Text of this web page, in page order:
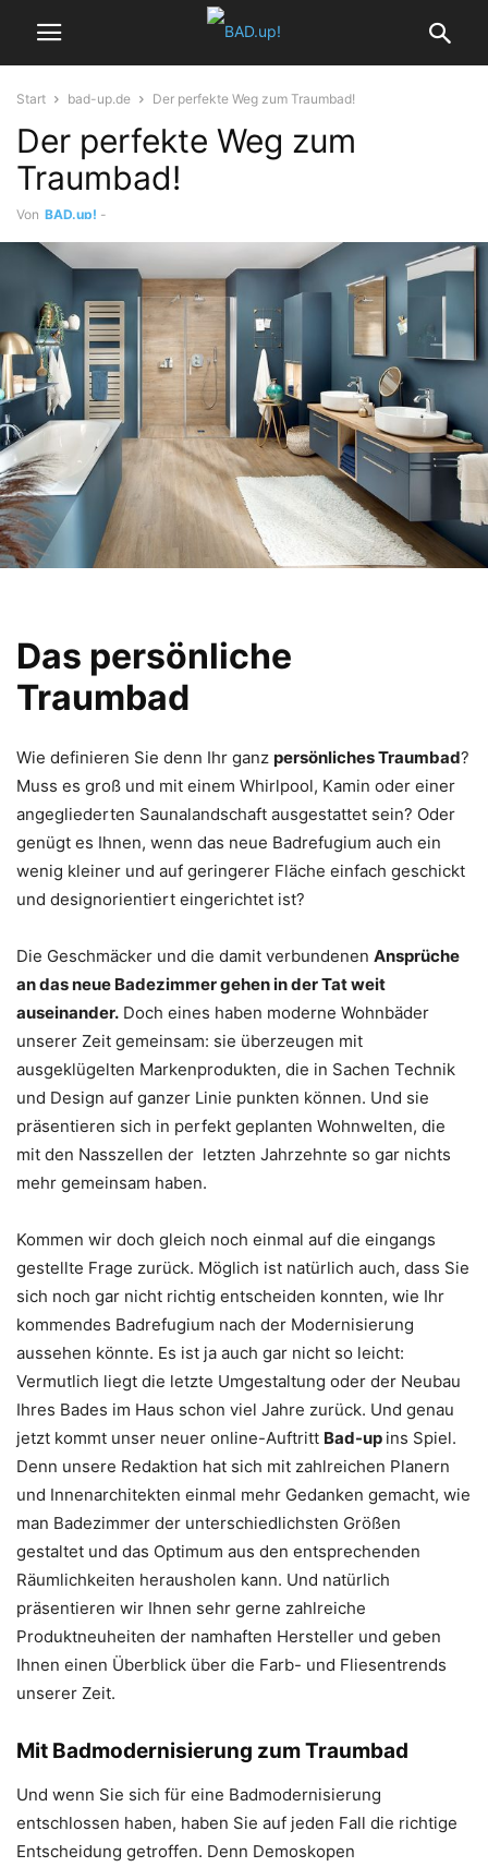
Start bad-up.de Der perfekte Weg zum Traumbad!
Der perfekte Weg zum
Traumbad!
Von BAD.up! -
Das persönliche
Traumbad
Wie definieren Sie denn Ihr ganz persönliches Traumbad?
Muss es groß und mit einem Whirlpool, Kamin oder einer
angegliederten Saunalandschaft ausgestattet sein? Oder
genügt es Ihnen, wenn das neue Badrefugium auch ein
wenig kleiner und auf geringerer Fläche einfach geschickt
und designorientiert eingerichtet ist?
Die Geschmäcker und die damit verbundenen Ansprüche
an das neue Badezimmer gehen in der Tat weit
auseinander. Doch eines haben moderne Wohnbäder
unserer Zeit gemeinsam: sie überzeugen mit
ausgeklügelten Markenprodukten, die in Sachen Technik
und Design auf ganzer Linie punkten können. Und sie
präsentieren sich in perfekt geplanten Wohnwelten, die
mit den Nasszellen der letzten Jahrzehnte so gar nichts
mehr gemeinsam haben.
Kommen wir doch gleich noch einmal auf die eingangs
gestellte Frage zurück. Möglich ist natürlich auch, dass Sie
sich noch gar nicht richtig entscheiden konnten, wie Ihr
kommendes Badrefugium nach der Modernisierung
aussehen könnte. Es ist ja auch gar nicht so leicht:
Vermutlich liegt die letzte Umgestaltung oder der Neubau
Ihres Bades im Haus schon viel Jahre zurück. Und genau
jetzt kommt unser neuer online-Auftritt Bad-up ins Spiel.
Denn unsere Redaktion hat sich mit zahlreichen Planern
und Innenarchitekten einmal mehr Gedanken gemacht, wie
man Badezimmer der unterschiedlichsten Größen
gestaltet und das Optimum aus den entsprechenden
Räumlichkeiten herausholen kann. Und natürlich
präsentieren wir Ihnen sehr gerne zahlreiche
Produktneuheiten der namhaften Hersteller und geben
Ihnen einen Überblick über die Farb- und Fliesentrends
unserer Zeit.
Mit Badmodernisierung zum Traumbad
Und wenn Sie sich für eine Badmodernisierung
entschlossen haben, haben Sie auf jeden Fall die richtige
Entscheidung getroffen. Denn Demoskopen